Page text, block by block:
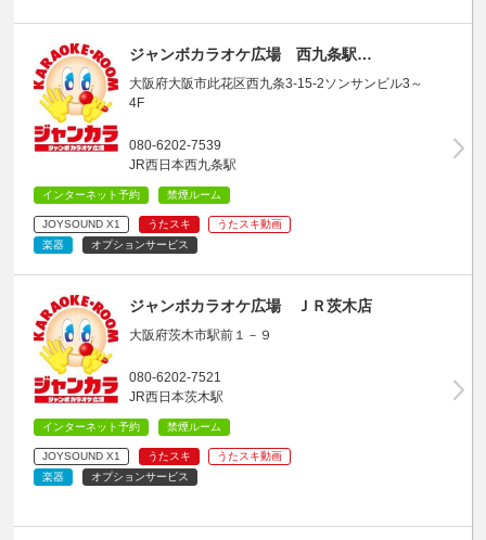
ジャンボカラオケ広場 西九条駅…
大阪府大阪市此花区西九条3-15-2ソンサンビル3～
4F
080-6202-7539
JR西日本西九条駅
インターネット予約 禁煙ルーム
JOYSOUND X1 うたスキ
うたスキ動画
楽器
オプションサービス
ジャンボカラオケ広場 ＪＲ茨木店
大阪府茨木市駅前１－９
080-6202-7521
JR西日本茨木駅
インターネット予約 禁煙ルーム
JOYSOUND X1 うたスキ
うたスキ動画
楽器
オプションサービス